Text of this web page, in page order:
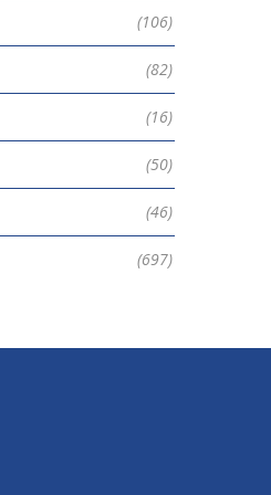
(106)
(82)
(16)
(50)
(46)
(697)